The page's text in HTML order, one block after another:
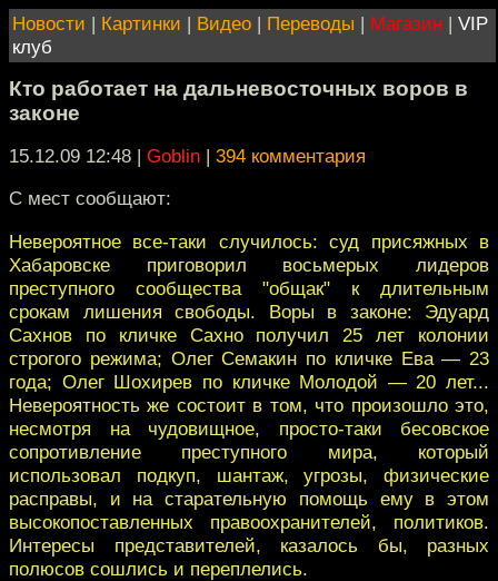
Новости | Картинки | Видео | Переводы | Магазин | VIP
клуб
Кто работает на дальневосточных воров в
законе
15.12.09 12:48 | Goblin | 394 комментария
С мест сообщают:
Невероятное все-таки случилось: суд присяжных в
Хабаровске приговорил восьмерых лидеров
преступного сообщества "общак" к длительным
срокам лишения свободы. Воры в законе: Эдуард
Сахнов по кличке Сахно получил 25 лет колонии
строгого режима; Олег Семакин по кличке Ева — 23
года; Олег Шохирев по кличке Молодой — 20 лет...
Невероятность же состоит в том, что произошло это,
несмотря на чудовищное, просто-таки бесовское
сопротивление преступного мира, который
использовал подкуп, шантаж, угрозы, физические
расправы, и на старательную помощь ему в этом
высокопоставленных правоохранителей, политиков.
Интересы представителей, казалось бы, разных
полюсов сошлись и переплелись.